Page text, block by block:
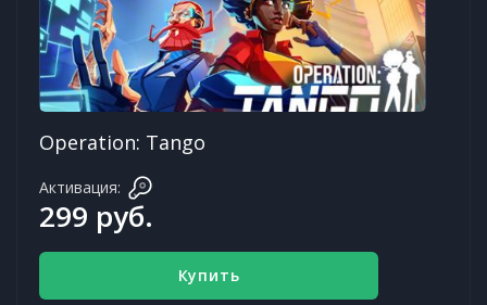
Operation: Tango
Активация:
299 руб.
Купить